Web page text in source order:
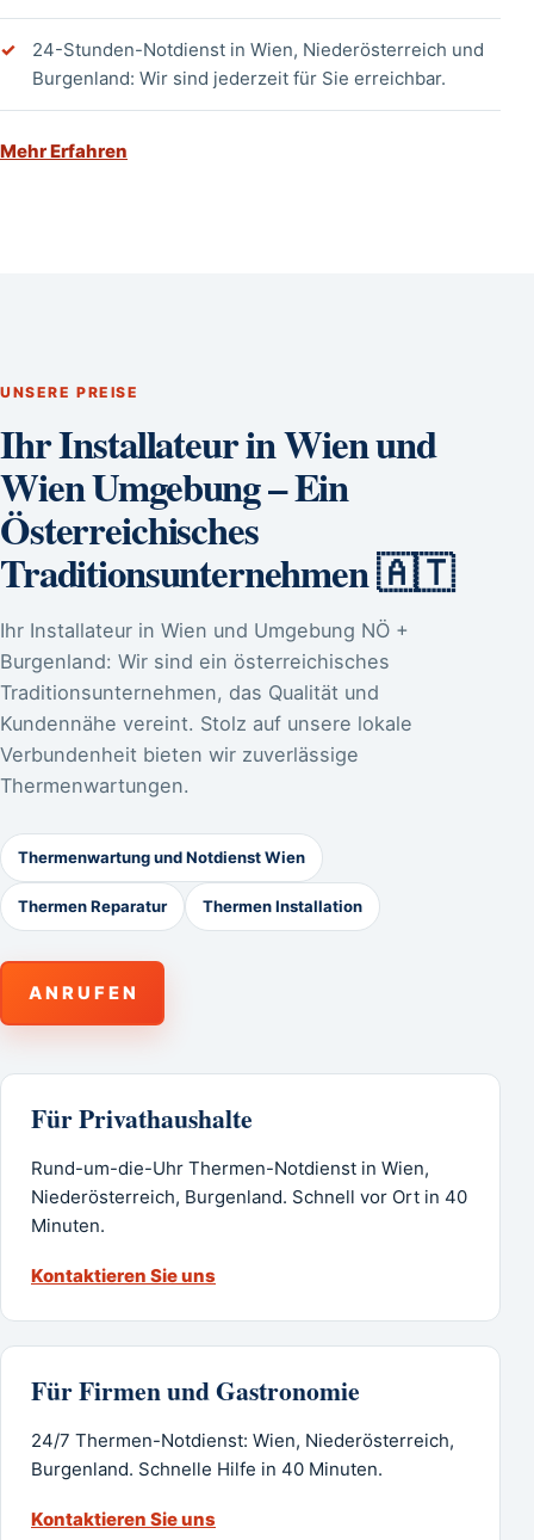
24-Stunden-Notdienst in Wien, Niederösterreich und
Burgenland: Wir sind jederzeit für Sie erreichbar.
Mehr Erfahren
UNSERE PREISE
Ihr Installateur in Wien und
Wien Umgebung – Ein
Österreichisches
Traditionsunternehmen 🇦🇹
Ihr Installateur in Wien und Umgebung NÖ +
Burgenland: Wir sind ein österreichisches
Traditionsunternehmen, das Qualität und
Kundennähe vereint. Stolz auf unsere lokale
Verbundenheit bieten wir zuverlässige
Thermenwartungen.
Thermenwartung und Notdienst Wien
Thermen Reparatur Thermen Installation
A N R U F E N
Für Privathaushalte
Rund-um-die-Uhr Thermen-Notdienst in Wien,
Niederösterreich, Burgenland. Schnell vor Ort in 40
Minuten.
Kontaktieren Sie uns
Für Firmen und Gastronomie
24/7 Thermen-Notdienst: Wien, Niederösterreich,
Burgenland. Schnelle Hilfe in 40 Minuten.
Kontaktieren Sie uns